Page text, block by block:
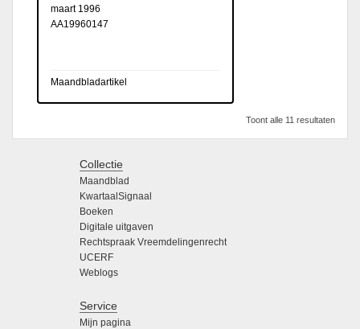
maart 1996
AA19960147
Maandbladartikel
Toont alle 11 resultaten
Collectie
Maandblad
KwartaalSignaal
Boeken
Digitale uitgaven
Rechtspraak Vreemdelingenrecht
UCERF
Weblogs
Service
Mijn pagina